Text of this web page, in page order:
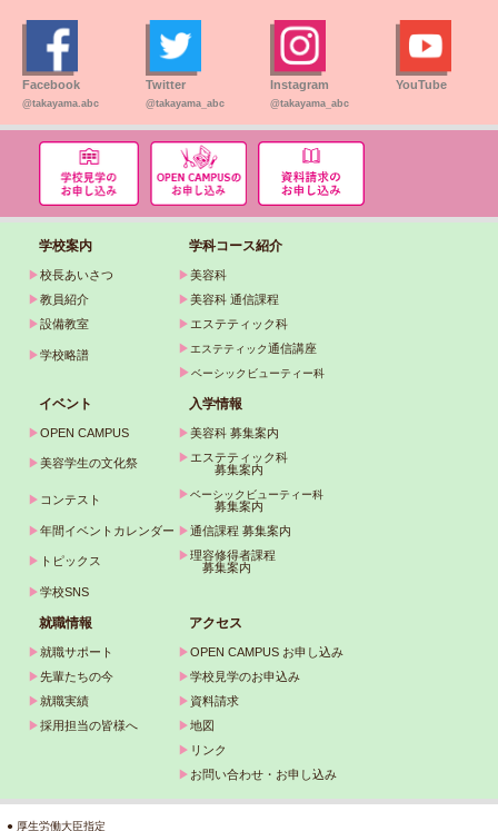
Facebook
@takayama.abc
Twitter
@takayama_abc
Instagram
@takayama_abc
YouTube
学校案内 学科コース紹介
▶校長あいさつ ▶美容科
▶教員紹介 ▶美容科 通信課程
▶設備教室 ▶ エステティック科
▶学校略譜 ▶ エステティック通信講座
▶ベーシックビューティー科
イベント 入学情報
▶OPEN CAMPUS ▶美容科 募集案内
▶美容学生の文化祭 ▶ エステティック科
募集案内
▶ コンテスト ▶ベーシックビューティー科
募集案内
▶年間イベントカレンダー ▶通信課程 募集案内
▶ トピックス ▶理容修得者課程
募集案内
▶学校SNS
就職情報 アクセス
▶就職サポート ▶OPEN CAMPUS お申し込み
▶先輩たちの今 ▶学校見学のお申込み
▶就職実績 ▶ 資料請求
▶採用担当の皆様へ ▶地図
▶ リンク
▶ お問い合わせ・お申し込み
● 厚生労働大臣指定